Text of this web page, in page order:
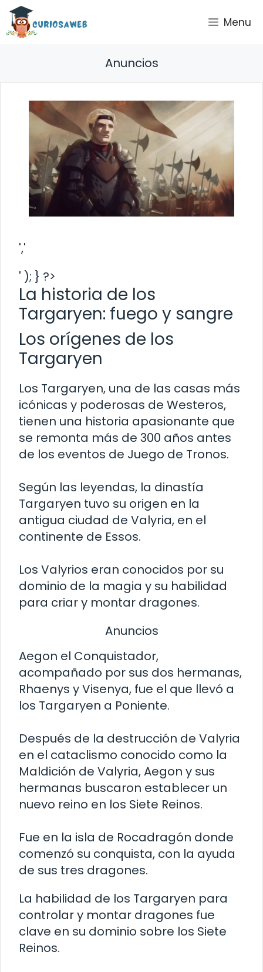
Saltar
contenido
Menu
Anuncios
','
' ); } ?>
La historia de los
Targaryen: fuego y sangre
Los orígenes de los
Targaryen
Los Targaryen, una de las casas más
icónicas y poderosas de Westeros,
tienen una historia apasionante que
se remonta más de 300 años antes
de los eventos de Juego de Tronos.
Según las leyendas, la dinastía
Targaryen tuvo su origen en la
antigua ciudad de Valyria, en el
continente de Essos.
Los Valyrios eran conocidos por su
dominio de la magia y su habilidad
para criar y montar dragones.
Anuncios
Aegon el Conquistador,
acompañado por sus dos hermanas,
Rhaenys y Visenya, fue el que llevó a
los Targaryen a Poniente.
Después de la destrucción de Valyria
en el cataclismo conocido como la
Maldición de Valyria, Aegon y sus
hermanas buscaron establecer un
nuevo reino en los Siete Reinos.
Fue en la isla de Rocadragón donde
comenzó su conquista, con la ayuda
de sus tres dragones.
La habilidad de los Targaryen para
controlar y montar dragones fue
clave en su dominio sobre los Siete
Reinos.